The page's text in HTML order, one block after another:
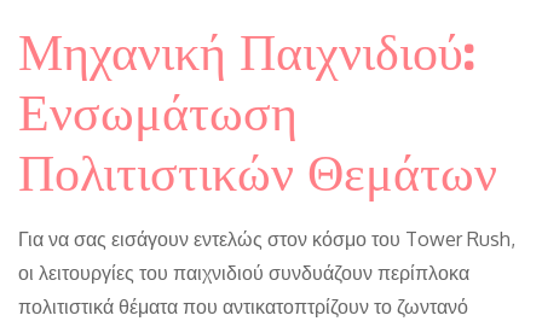
Μηχανική Παιχνιδιού:
Ενσωμάτωση
Πολιτιστικών Θεμάτων
Για να σας εισάγουν εντελώς στον κόσμο του Tower Rush,
οι λειτουργίες του παιχνιδιού συνδυάζουν περίπλοκα
πολιτιστικά θέματα που αντικατοπτρίζουν το ζωντανό